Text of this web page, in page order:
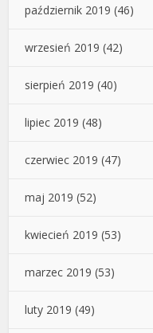
październik 2019 (46)
wrzesień 2019 (42)
sierpień 2019 (40)
lipiec 2019 (48)
czerwiec 2019 (47)
maj 2019 (52)
kwiecień 2019 (53)
marzec 2019 (53)
luty 2019 (49)